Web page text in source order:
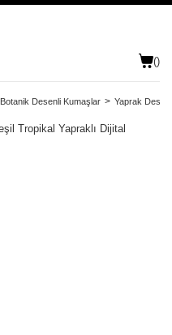
()
Botanik Desenli Kumaşlar Yaprak